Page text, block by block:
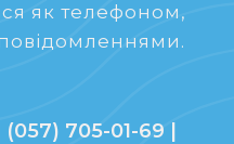
як телефоном,
705-01-69 |